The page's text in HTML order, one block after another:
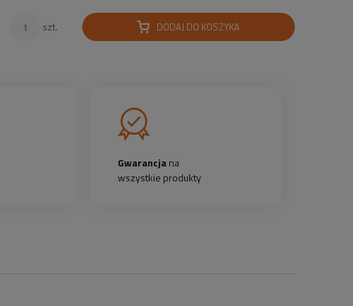
szt. DODAJ DO KOSZYKA
Gwarancjana
wszystkie produkty